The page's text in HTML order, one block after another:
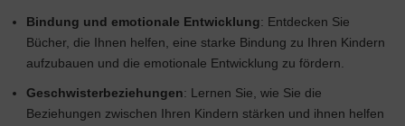
Bindung und emotionale Entwicklung: Entdecken Sie
Bücher, die Ihnen helfen, eine starke Bindung zu Ihren Kindern
aufzubauen und die emotionale Entwicklung zu fördern.
Geschwisterbeziehungen: Lernen Sie, wie Sie die
Beziehungen zwischen Ihren Kindern stärken und ihnen helfen